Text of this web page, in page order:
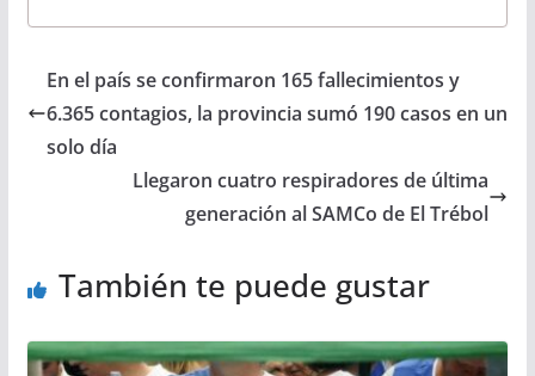
En el país se confirmaron 165 fallecimientos y
6.365 contagios, la provincia sumó 190 casos en un
solo día
Llegaron cuatro respiradores de última
generación al SAMCo de El Trébol
También te puede gustar